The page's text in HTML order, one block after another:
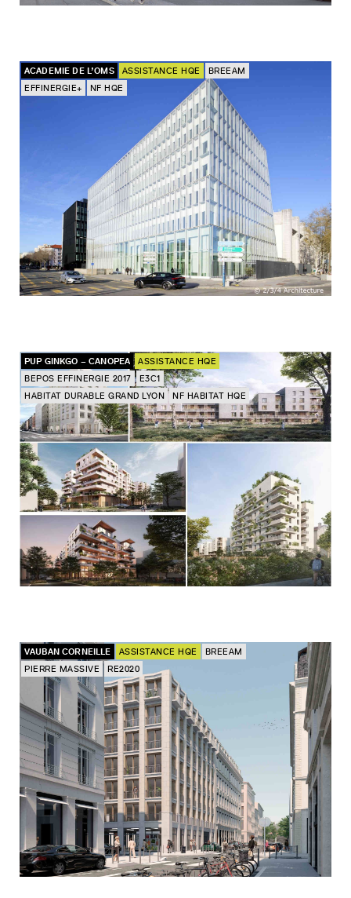
ACADEMIE DE L’OMS ASSISTANCE HQE
BREEAM
EFFINERGIE+
NF HQE
PUP GINKGO – CANOPEA
ASSISTANCE HQE
BEPOS EFFINERGIE 2017
E3C1
HABITAT DURABLE GRAND LYON
NF HABITAT HQE
VAUBAN CORNEILLE ASSISTANCE HQE
BREEAM
PIERRE MASSIVE
RE2020